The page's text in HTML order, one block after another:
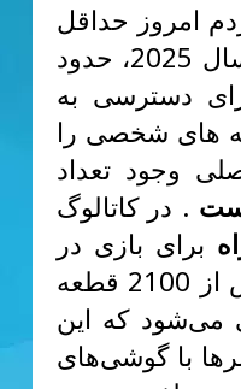
حدود 84٪ از مردم امروز حداقل
یک گوشی هوشمند در اختیار دارند. تا سال 2025، حدود
دسترسی به
های شخصی را
وجود تعداد
. در کاتالوگ
برای بازی در
دستگاه تلفن همراه، در حال حاضر بیش از 2100 قطعه
می‌شود که این
با گوشی‌های